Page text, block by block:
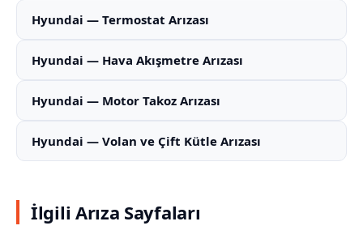
Hyundai — Termostat Arızası
Hyundai — Hava Akışmetre Arızası
Hyundai — Motor Takoz Arızası
Hyundai — Volan ve Çift Kütle Arızası
İlgili Arıza Sayfaları